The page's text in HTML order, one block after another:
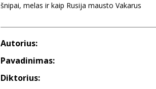
šnipai, melas ir kaip Rusija mausto Vakarus
Autorius:
Pavadinimas:
Diktorius: